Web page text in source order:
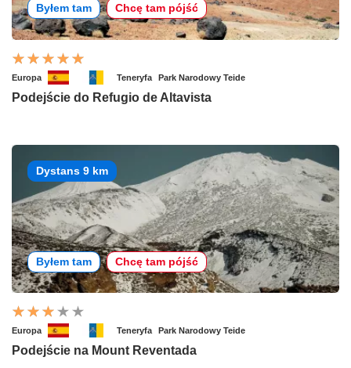
Byłem tam Chcę tam pójść
Europa Teneryfa Park Narodowy Teide
Podejście do Refugio de Altavista
Dystans 9 km
Byłem tam Chcę tam pójść
Europa Teneryfa Park Narodowy Teide
Podejście na Mount Reventada